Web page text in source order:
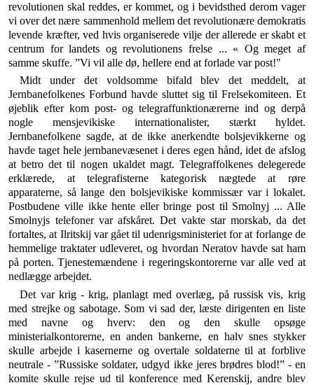
revolutionen skal reddes, er kommet, og i bevidsthed derom vager
vi over det nære sammenhold mellem det revolutionære demokratis
levende kræfter, ved hvis organiserede vilje der allerede er skabt et
centrum for landets og revolu­tionens frelse ... « Og meget af
samme skuffe. ”Vi vil alle dø, hellere end at forlade var post!"
Midt under det voldsomme bifald blev det meddelt, at
Jernbanefolkenes Forbund havde sluttet sig til Frelse­komiteen. Et
øjeblik efter kom post- og telegraffunk­tionærerne ind og derpå
nogle mensjevikiske interna­tionalister, stærkt hyldet.
Jernbanefolkene sagde, at de ikke anerkendte bolsjevikkerne og
havde taget hele jernbanevæsenet i deres egen hånd, idet de afslog
at betro det til nogen ukaldet magt. Telegraffolkenes dele­gerede
erklærede, at telegrafisterne kategorisk nægtede at røre
apparaterne, så lange den bolsjevikiske kommis­sær var i lokalet.
Postbudene ville ikke hente eller bringe post til Smolnyj ... Alle
Smolnyjs telefoner var afskåret. Det vakte star morskab, da det
fortaltes, at Ilritskij var gået til udenrigsministeriet for at forlange de
hemmelige traktater udleveret, og hvordan Neratov havde sat ham
på porten. Tjenestemændene i regerings­kontorerne var alle ved at
nedlægge arbejdet.
Det var krig - krig, planlagt med overlæg, på russisk vis, krig
med strejke og sabotage. Som vi sad der, læste dirigenten en liste
med navne og hverv: den og den skulle opsøge
ministerialkontorerne, en anden bankerne, en halv snes stykker
skulle arbejde i kasernerne og overtale soldaterne til at forblive
neutrale - ”Russiske soldater, udgyd ikke jeres brødres blod!” - en
komite skulle rejse ud til konference med Kerenskij, andre blev